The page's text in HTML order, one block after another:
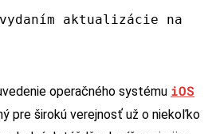
aktualizácie na
operačného systému iOS
pre širokú verejnosť už o niekoľko